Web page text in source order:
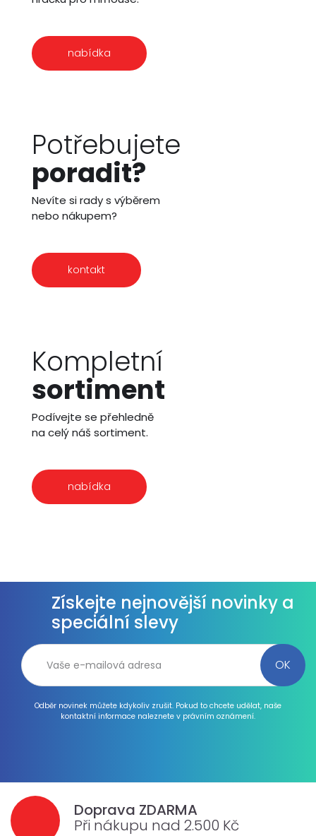
nabídka
Potřebujete
poradit?
Nevíte si rady s výběrem
nebo nákupem?
kontakt
Kompletní
sortiment
Podívejte se přehledně
na celý náš sortiment.
nabídka
Získejte nejnovější novinky a
speciální slevy
Odběr novinek můžete kdykoliv zrušit. Pokud to chcete udělat, naše
kontaktní informace naleznete v právním oznámení.
Doprava ZDARMA
Při nákupu nad 2.500 Kč